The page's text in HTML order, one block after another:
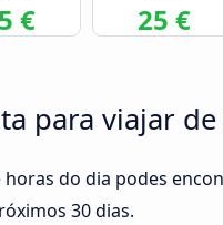
€ 25 €
para viajar
horas do dia podes
30 dias.